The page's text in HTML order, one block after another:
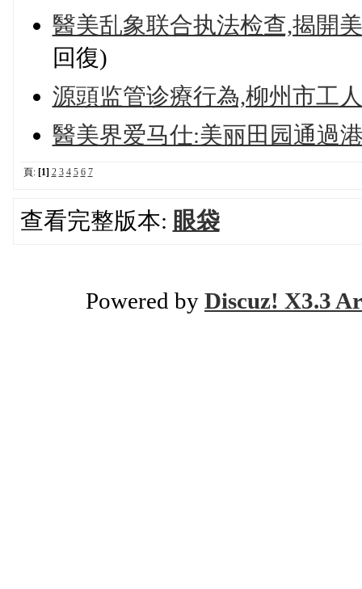
醫美乱象联合执法检查,揭開
回復)
源頭监管诊療行為,柳州市工
醫美界爱马仕:美丽田园通過
頁: [1] 2 3 4 5 6 7
查看完整版本: 眼袋
Powered by Discuz! X3.3